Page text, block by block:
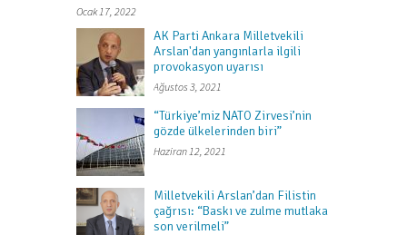
Ocak 17, 2022
AK Parti Ankara Milletvekili
Arslan'dan yangınlarla ilgili
provokasyon uyarısı
Ağustos 3, 2021
“Türkiye’miz NATO Zirvesi’nin
gözde ülkelerinden biri”
Haziran 12, 2021
Milletvekili Arslan’dan Filistin
çağrısı: “Baskı ve zulme mutlaka
son verilmeli”